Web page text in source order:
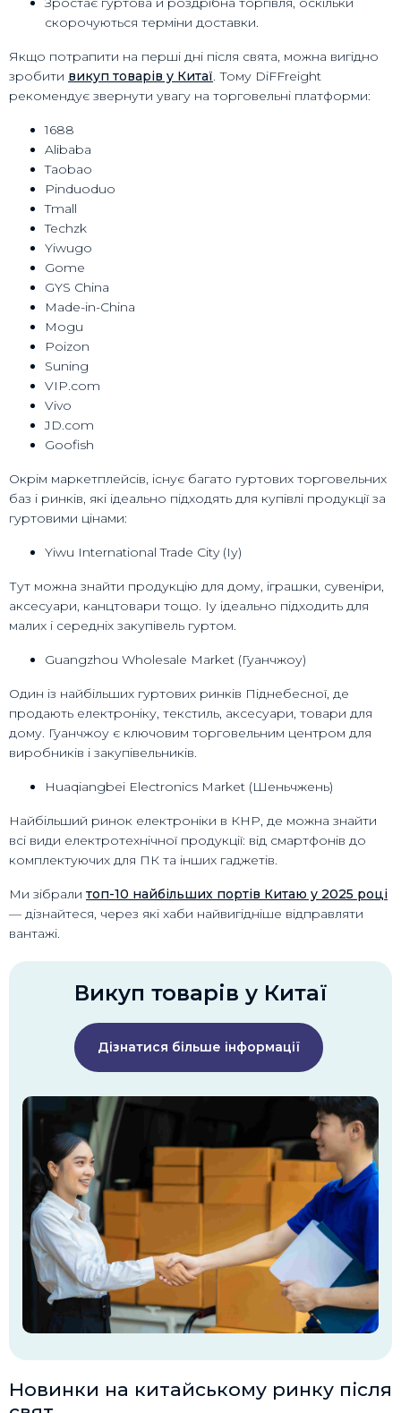
скорочуються терміни доставки.
Якщо потрапити на перші дні після свята, можна вигідно
зробити викуп товарів у Китаї. Тому DiFFreight
рекомендує звернути увагу на торговельні платформи:
1688
Alibaba
Taobao
Pinduoduo
Tmall
Techzk
Yiwugo
Gome
GYS China
Made-in-China
Mogu
Poizon
Suning
VIP.com
Vivo
JD.com
Goofish
Окрім маркетплейсів, існує багато гуртових торговельних
баз і ринків, які ідеально підходять для купівлі продукції за
гуртовими цінами:
Yiwu International Trade City (Іу)
Тут можна знайти продукцію для дому, іграшки, сувеніри,
аксесуари, канцтовари тощо. Іу ідеально підходить для
малих і середніх закупівель гуртом.
Guangzhou Wholesale Market (Гуанчжоу)
Один із найбільших гуртових ринків Піднебесної, де
продають електроніку, текстиль, аксесуари, товари для
дому. Гуанчжоу є ключовим торговельним центром для
виробників і закупівельників.
Huaqiangbei Electronics Market (Шеньчжень)
Найбільший ринок електроніки в КНР, де можна знайти
всі види електротехнічної продукції: від смартфонів до
комплектуючих для ПК та інших гаджетів.
Ми зібрали топ-10 найбільших портів Китаю у 2025 році
— дізнайтеся, через які хаби найвигідніше відправляти
вантажі.
Викуп товарів у Китаї
Дізнатися більше інформації
Новинки на китайському ринку після